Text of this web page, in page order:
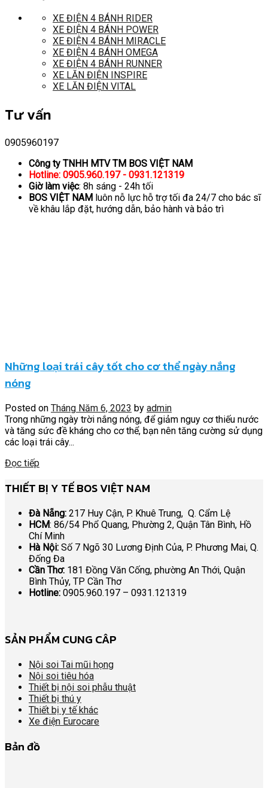
XE ĐIỆN 4 BÁNH RIDER
XE ĐIỆN 4 BÁNH POWER
XE ĐIỆN 4 BÁNH MIRACLE
XE ĐIỆN 4 BÁNH OMEGA
XE ĐIỆN 4 BÁNH RUNNER
XE LĂN ĐIỆN INSPIRE
XE LĂN ĐIỆN VITAL
Tư vấn
0905960197
Công ty TNHH MTV TM BOS VIỆT NAM
Hotline: 0905.960.197 - 0931.121319
Giờ làm việc: 8h sáng - 24h tối
BOS VIỆT NAM luôn nỗ lực hỗ trợ tối đa 24/7 cho bác sĩ
về khâu lắp đặt, hướng dẫn, bảo hành và bảo trì
Những loại trái cây tốt cho cơ thể ngày nắng
nóng
Posted on Tháng Năm 6, 2023 by admin
Trong những ngày trời nắng nóng, để giảm nguy cơ thiếu nước
và tăng sức đề kháng cho cơ thể, bạn nên tăng cường sử dụng
các loại trái cây...
Đọc tiếp
THIẾT BỊ Y TẾ BOS VIỆT NAM
Đà Nẵng: 217 Huy Cận, P. Khuê Trung, Q. Cẩm Lệ
HCM: 86/54 Phổ Quang, Phường 2, Quận Tân Bình, Hồ
Chí Minh
Hà Nội: Số 7 Ngõ 30 Lương Định Của, P. Phương Mai, Q.
Đống Đa
Cần Thơ: 181 Đồng Văn Cống, phường An Thới, Quận
Bình Thủy, TP Cần Thơ
Hotline: 0905.960.197 – 0931.121319
SẢN PHẨM CUNG CÂP
Nội soi Tai mũi họng
Nội soi tiêu hóa
Thiết bị nội soi phẫu thuật
Thiết bị thú y
Thiết bị y tế khác
Xe điện Eurocare
Bản đồ